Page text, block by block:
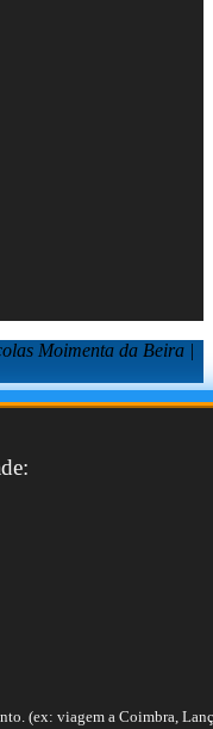
Moimenta da Beira |
(ex: viagem a Coimbra,